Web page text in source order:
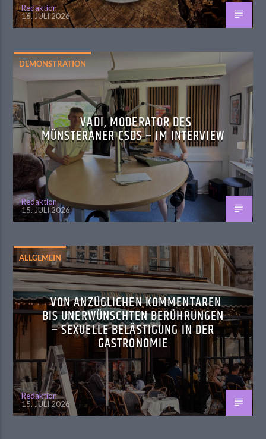
Redaktion
16. JULI 2026
DEMONSTRATION
VADI, MODERATOR DES
MÜNSTERANER CSDS – IM INTERVIEW
Redaktion
15. JULI 2026
ALLGEMEIN
VON ANZÜGLICHEN KOMMENTAREN
BIS UNERWÜNSCHTEN BERÜHRUNGEN
– SEXUELLE BELÄSTIGUNG IN DER
GASTRONOMIE
Redaktion
15. JULI 2026